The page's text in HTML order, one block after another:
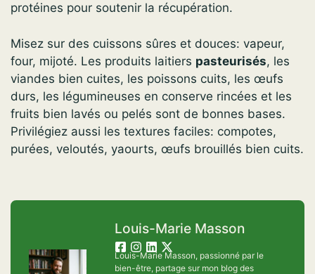
protéines pour soutenir la récupération.
Misez sur des cuissons sûres et douces: vapeur,
four, mijoté. Les produits laitiers pasteurisés, les
viandes bien cuites, les poissons cuits, les œufs
durs, les légumineuses en conserve rincées et les
fruits bien lavés ou pelés sont de bonnes bases.
Privilégiez aussi les textures faciles: compotes,
purées, veloutés, yaourts, œufs brouillés bien cuits.
Louis-Marie Masson
Louis-Marie Masson, passionné par le
bien-être, partage sur mon blog des